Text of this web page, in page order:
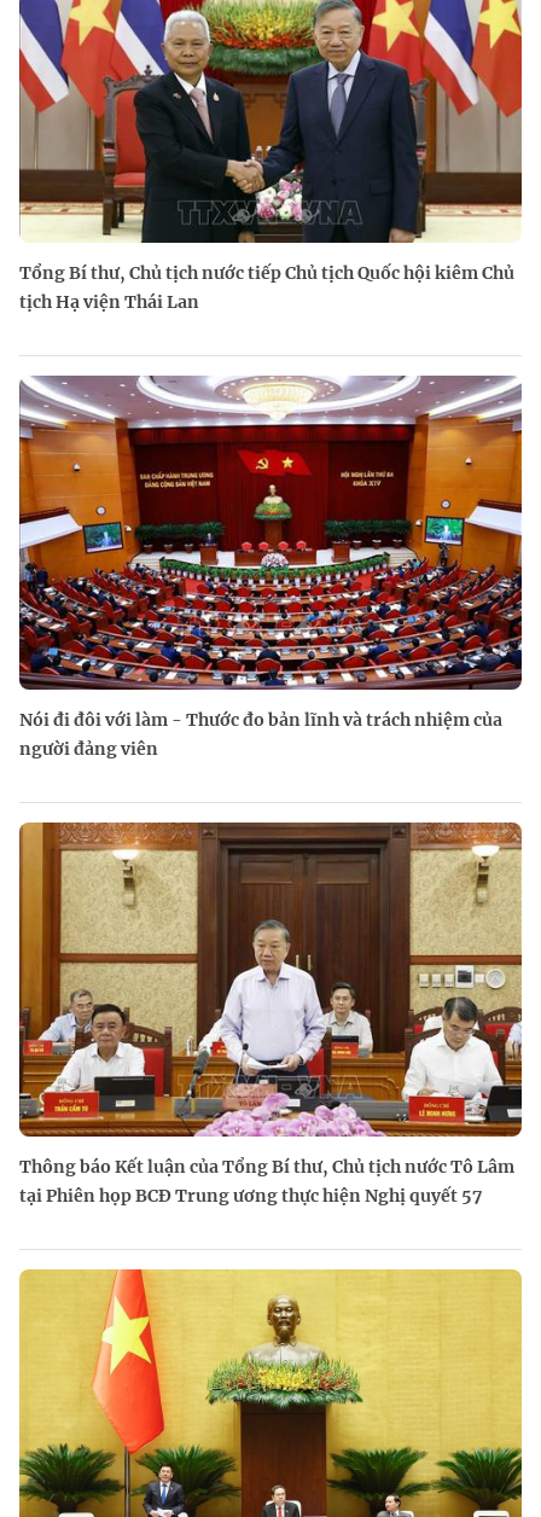
Tổng Bí thư, Chủ tịch nước tiếp Chủ tịch Quốc hội kiêm Chủ
tịch Hạ viện Thái Lan
Nói đi đôi với làm - Thước đo bản lĩnh và trách nhiệm của
người đảng viên
Thông báo Kết luận của Tổng Bí thư, Chủ tịch nước Tô Lâm
tại Phiên họp BCĐ Trung ương thực hiện Nghị quyết 57